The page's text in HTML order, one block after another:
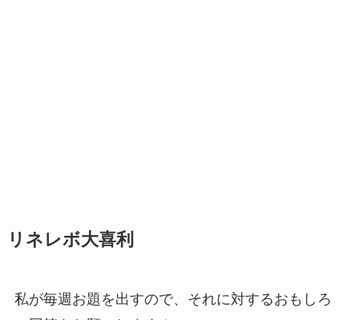
リネレボ大喜利
私が毎週お題を出すので、それに対するおもしろ